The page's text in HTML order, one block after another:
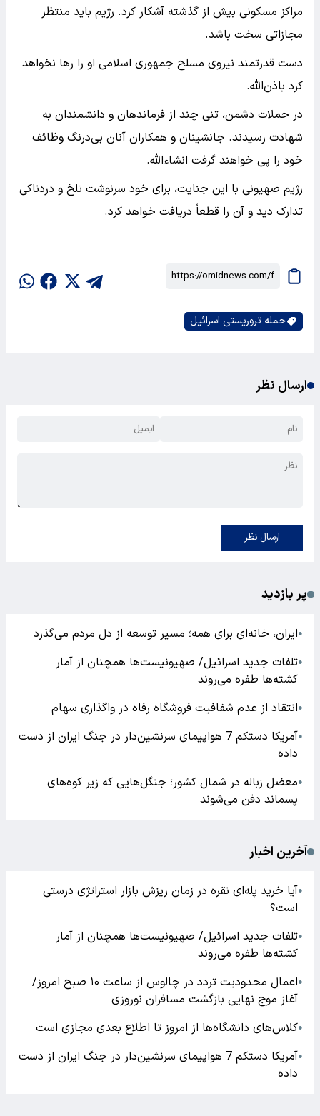
مراکز مسکونی بیش از گذشته آشکار کرد. رژیم باید منتظر
مجازاتی سخت باشد.
دست قدرتمند نیروی مسلح جمهوری اسلامی او را رها نخواهد
کرد باذن‌الله.
در حملات دشمن، تنی چند از فرماندهان و دانشمندان به
شهادت رسیدند. جانشینان و همکاران آنان بی‌درنگ وظائف
خود را پی خواهند گرفت انشاء‌الله.
رژیم صهیونی با این جنایت، برای خود سرنوشت تلخ و دردناکی
تدارک دید و آن را قطعاً دریافت خواهد کرد.
حمله تروریستی اسرائیل
ارسال نظر
ارسال نظر
پر بازدید
●ایران، خانه‌ای برای همه؛ مسیر توسعه از دل مردم می‌گذرد
●تلفات جدید اسرائیل/ صهیونیست‌ها همچنان از آمار
کشته‌ها طفره می‌روند
●انتقاد از عدم شفافیت فروشگاه رفاه در واگذاری سهام
●
آمریکا دستکم 7 هواپیمای سرنشین‌دار در جنگ ایران از دست
داده
●معضل زباله در شمال کشور؛ جنگل‌هایی که زیر کوه‌های
پسماند دفن می‌شوند
آخرین اخبار
●آیا خرید پله‌ای نقره در زمان ریزش بازار استراتژی درستی
است؟
●تلفات جدید اسرائیل/ صهیونیست‌ها همچنان از آمار
کشته‌ها طفره می‌روند
●
اعمال محدودیت تردد در چالوس از ساعت ۱۰ صبح امروز/
آغاز موج نهایی بازگشت مسافران نوروزی
●کلاس‌های دانشگاه‌ها از امروز تا اطلاع بعدی مجازی است
●
آمریکا دستکم 7 هواپیمای سرنشین‌دار در جنگ ایران از دست
داده